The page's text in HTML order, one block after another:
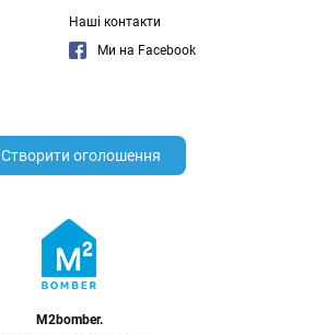
Наші контакти
Ми на Facebook
Створити оголошення
M2bomber.